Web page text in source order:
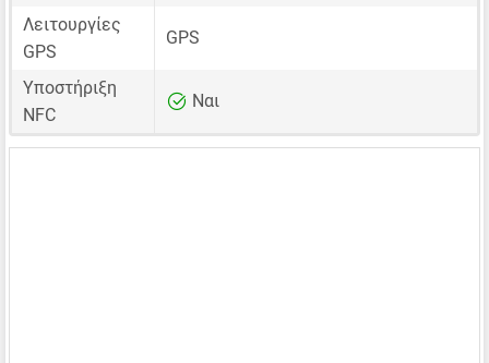
Λειτουργίες
GPS
GPS
Υποστήριξη
NFC
Ναι